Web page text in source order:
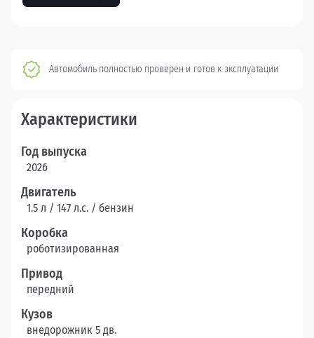
Автомобиль полностью проверен и готов к эксплуатации
Характеристики
Год выпуска
2026
Двигатель
1.5 л / 147 л.c. / бензин
Коробка
роботизированная
Привод
передний
Кузов
внедорожник 5 дв.